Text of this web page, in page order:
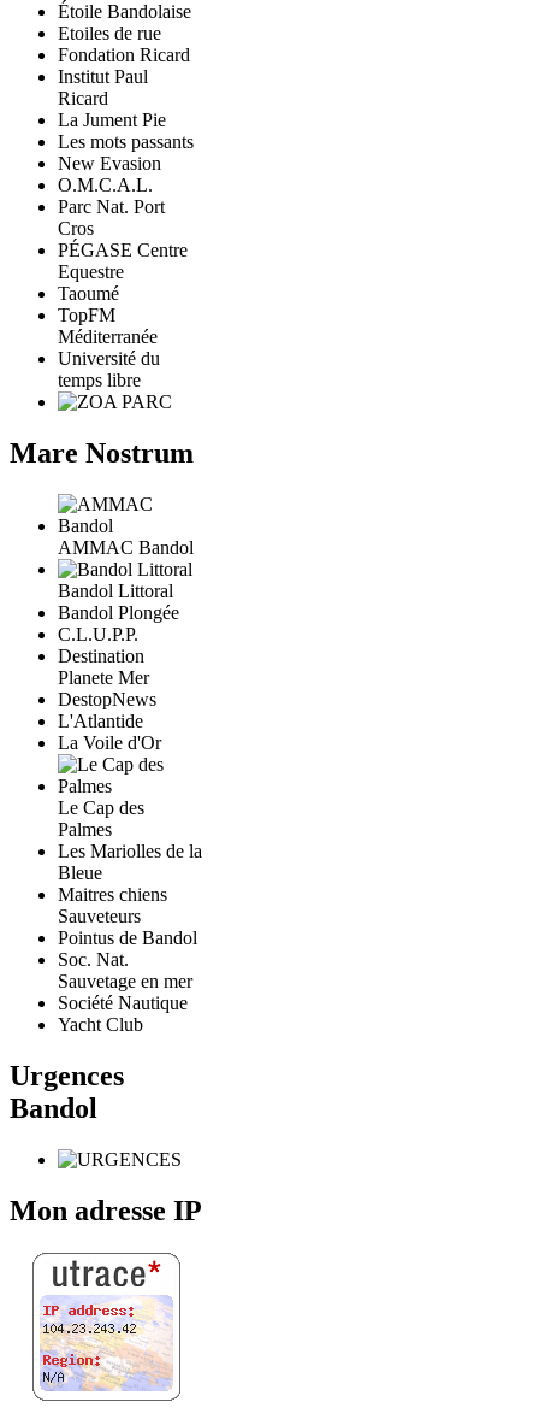
Étoile Bandolaise
Etoiles de rue
Fondation Ricard
Institut Paul
Ricard
La Jument Pie
Les mots passants
New Evasion
O.M.C.A.L.
Parc Nat. Port
Cros
PÉGASE Centre
Equestre
Taoumé
TopFM
Méditerranée
Université du
temps libre
Mare Nostrum
AMMAC Bandol
Bandol Littoral
Bandol Plongée
C.L.U.P.P.
Destination
Planete Mer
DestopNews
L'Atlantide
La Voile d'Or
Le Cap des
Palmes
Les Mariolles de la
Bleue
Maitres chiens
Sauveteurs
Pointus de Bandol
Soc. Nat.
Sauvetage en mer
Société Nautique
Yacht Club
Urgences
Bandol
Mon adresse IP